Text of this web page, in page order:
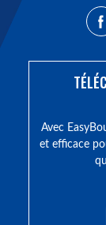
Avec
et efficace